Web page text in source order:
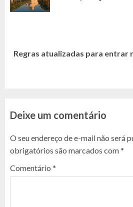
Next
Regras atualizadas para entrar
Deixe um comentário
O seu endereço de e-mail não será
obrigatórios são marcados com*
Comentário *